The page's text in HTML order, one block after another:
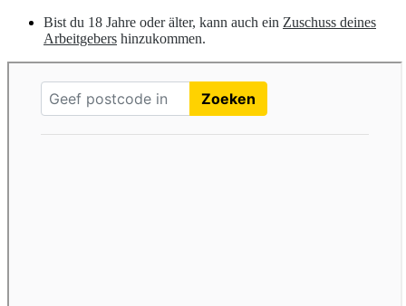
Bist du 18 Jahre oder älter, kann auch ein Zuschuss deines
Arbeitgebers hinzukommen.